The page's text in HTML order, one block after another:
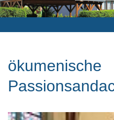
ökumenische